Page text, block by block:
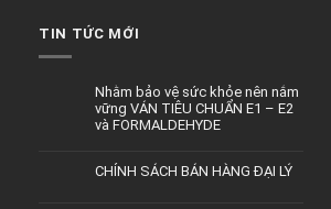
TIN TỨC MỚI
Nhằm bảo vệ sức khỏe nên nắm
vững VÁN TIÊU CHUẨN E1 – E2
và FORMALDEHYDE
CHÍNH SÁCH BÁN HÀNG ĐẠI LÝ